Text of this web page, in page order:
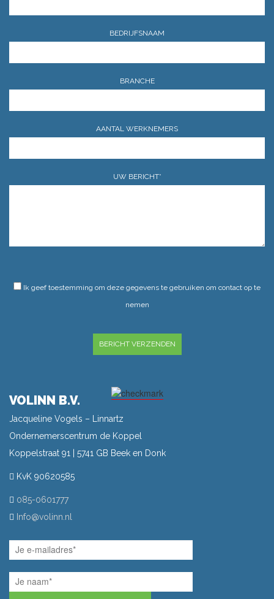
BEDRIJFSNAAM
BRANCHE
AANTAL WERKNEMERS
UW BERICHT*
Ik geef toestemming om deze gegevens te gebruiken om contact op te
nemen
VOLINN B.V.
Jacqueline Vogels – Linnartz
Ondernemerscentrum de Koppel
Koppelstraat 91 | 5741 GB Beek en Donk
KvK 90620585
085-0601777
Info@volinn.nl